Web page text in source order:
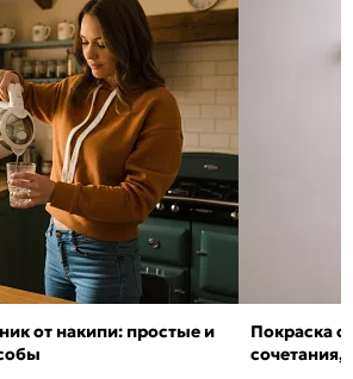
от накипи: простые и
Покраска
сочетания,